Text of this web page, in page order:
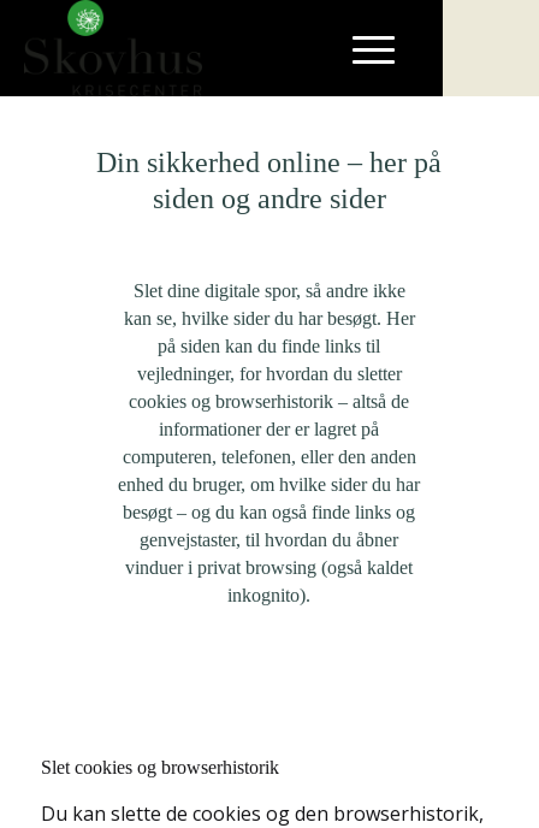
Din sikkerhed online – her på
siden og andre sider
Slet dine digitale spor, så andre ikke
kan se, hvilke sider du har besøgt. Her
på siden kan du finde links til
vejledninger, for hvordan du sletter
cookies og browserhistorik – altså de
informationer der er lagret på
computeren, telefonen, eller den anden
enhed du bruger, om hvilke sider du har
besøgt – og du kan også finde links og
genvejstaster, til hvordan du åbner
vinduer i privat browsing (også kaldet
inkognito).
Slet cookies og browserhistorik
Du kan slette de cookies og den browserhistorik,